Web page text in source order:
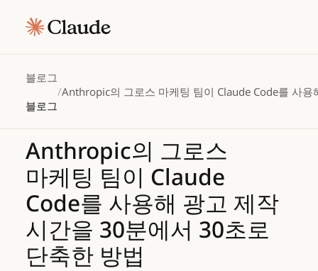
블로그
블로그
/Anthropic의 그로스 마케팅 팀이 Claude Code를 사
Anthropic의 그로스
마케팅 팀이 Claude
Code를 사용해 광고 제작
시간을 30분에서 30초로
단축한 방법